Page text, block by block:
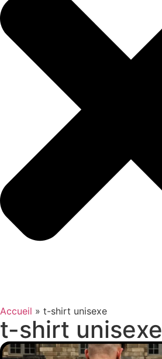
Accueil » t-shirt unisexe
t-shirt unisexe